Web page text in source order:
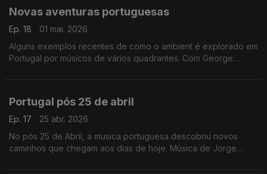
Novas aventuras portuguesas
Ep. 18
01 mai. 2026
Alguns exemplos recentes de como o ambient é explorado em
Portugal por músicos de vários quadrantes. Com George
Portugal pós 25 de abril
Ep. 17
25 abr. 2026
No pós 25 de Abril, a musica portuguesa descobriu novos
caminhos que chegam aos dias de hoje. Música de Jorge